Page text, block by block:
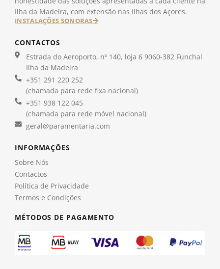
Ilha da Madeira, com extensão nas Ilhas dos Açores.
INSTALAÇÕES SONORAS
CONTACTOS
Estrada do Aeroporto, nº 140, loja 6 9060-382 Funchal
Ilha da Madeira
+351 291 220 252
(chamada para rede fixa nacional)
+351 938 122 045
(chamada para rede móvel nacional)
geral@paramentaria.com
INFORMAÇÕES
Sobre Nós
Contactos
Política de Privacidade
Termos e Condições
MÉTODOS DE PAGAMENTO